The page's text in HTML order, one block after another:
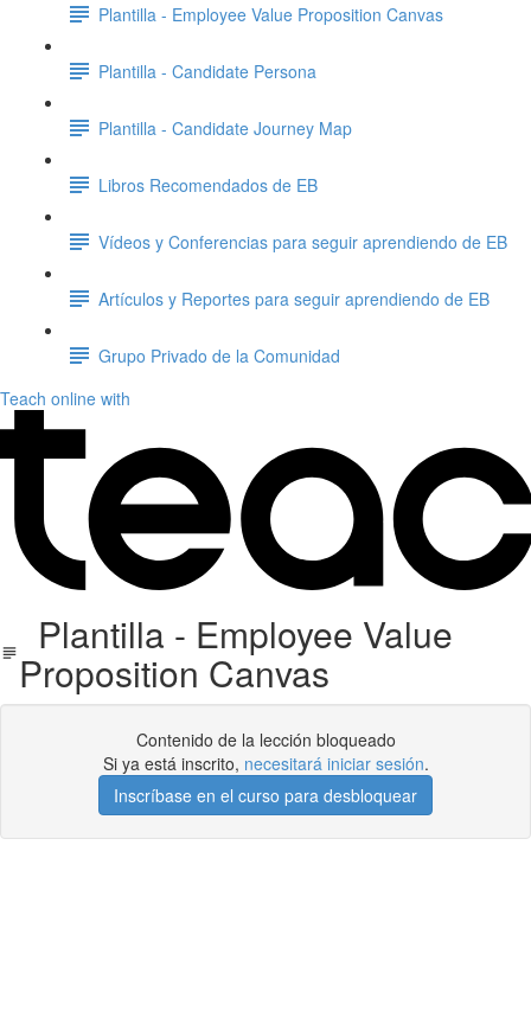
Plantilla - Employee Value Proposition Canvas
Plantilla - Candidate Persona
Plantilla - Candidate Journey Map
Libros Recomendados de EB
Vídeos y Conferencias para seguir aprendiendo de EB
Artículos y Reportes para seguir aprendiendo de EB
Grupo Privado de la Comunidad
Teach online with
Plantilla - Employee Value
Proposition Canvas
Contenido de la lección bloqueado
Si ya está inscrito, necesitará iniciar sesión.
Inscríbase en el curso para desbloquear